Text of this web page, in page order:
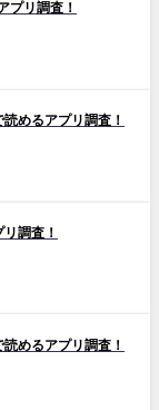
プリ調査！
めるアプリ調査！
調査！
めるアプリ調査！